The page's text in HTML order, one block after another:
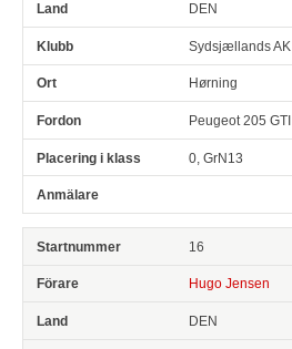
DEN
Sydsjællands AK
Hørning
Peugeot 205 GTI
0, GrN13
16
Hugo Jensen
DEN